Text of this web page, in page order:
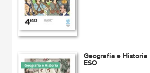
Geografía e Historia
ESO